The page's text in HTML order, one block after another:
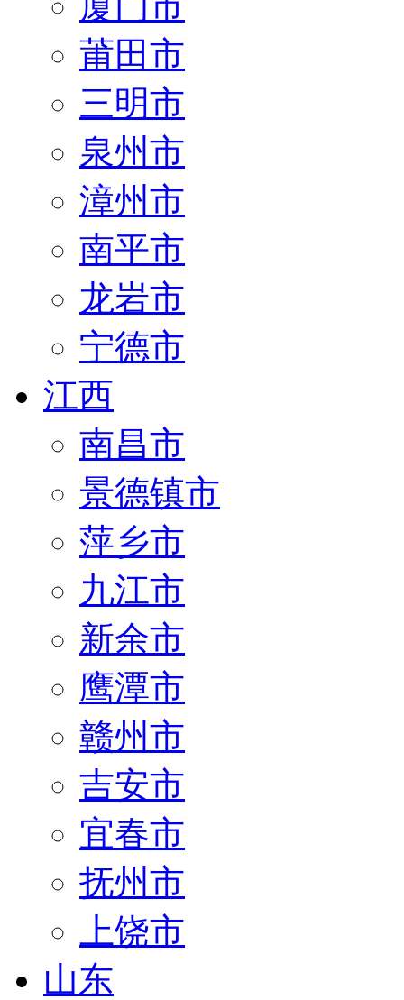
莆田市
三明市
泉州市
漳州市
南平市
龙岩市
宁德市
江西
南昌市
景德镇市
萍乡市
九江市
新余市
鹰潭市
赣州市
吉安市
宜春市
抚州市
上饶市
山东